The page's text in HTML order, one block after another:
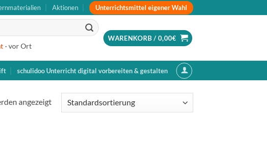
Aktionen Unterrichtsmittel eigener Wahl
· vor Ort
WARENKORB / 0,00€
schulidoo Unterricht digital vorbereiten & gestalten
angezeigt